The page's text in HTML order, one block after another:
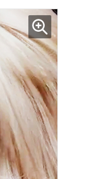
역 3년' 논란
㎉”…'버터 먹
최악
” 美, '보잉 737 맥
령…한국 노선은